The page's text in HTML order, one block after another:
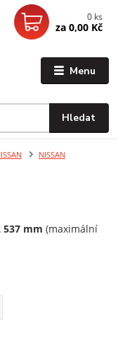
Menu
Hledat
0 ks
za 0,00 Kč
NISSAN
537 mm (maximální